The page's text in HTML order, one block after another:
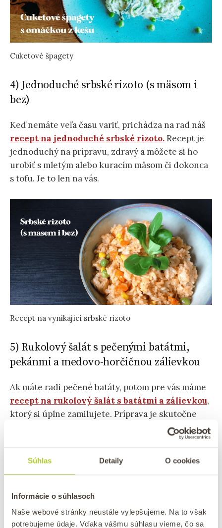
Súhlas Detaily O cookies
Informácie o súhlasoch
Naše webové stránky neustále vylepšujeme. Na to však
potrebujeme údaje. Vďaka vášmu súhlasu vieme, čo sa
Cuketové špagety
4) Jednoduché srbské rizoto (s mäsom i
bez)
Keď nemáte veľa času variť, prichádza na rad náš
recept na jednoduché srbské rizoto.Recept je
jednoduchý na prípravu, zdravý a môžete si ho
urobiť s mletým alebo kuracím mäsom či dokonca
s tofu. Je to len na vás.
Recept na vynikající srbské rizoto
5) Rukolový šalát s pečenými batátmi,
pekánmi a medovo-horčičnou zálievkou
Ak máte radi pečené batáty, potom pre vás máme
recept na rukolový šalát s batátmi a zálievkou,
ktorý si úplne zamilujete. Príprava je skutočne
jednoduchá – najviac času vám zaberie nakrájať a
medovo-horčičná